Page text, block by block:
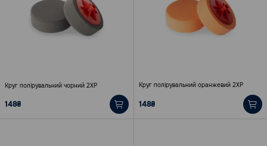
Круг полірувальний чорний 2ХР
148₴
Круг полірувальний оранжевий 2ХР
148₴